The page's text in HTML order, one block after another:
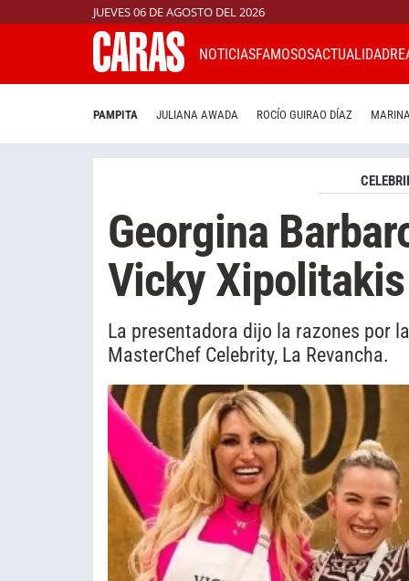
JUEVES 06 DE AGOSTO DEL 2026
NOTICIASFAMOSOSACTUALIDAD
PAMPITA JULIANA AWADA ROCÍO GUIRAO DÍAZ
Georgina
Vicky
La presentadora dijo la razones por
MasterChef Celebrity, La Revancha.